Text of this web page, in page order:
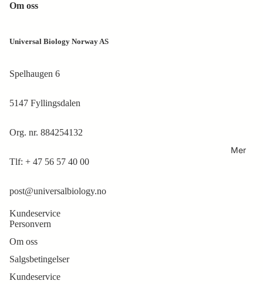
Mer
Om oss
Universal Biology Norway AS
Spelhaugen 6
5147 Fyllingsdalen
Org. nr. 884254132
Tlf: + 47 56 57 40 00
post@universalbiology.no
Kundeservice
Personvern
Om oss
Salgsbetingelser
Kundeservice